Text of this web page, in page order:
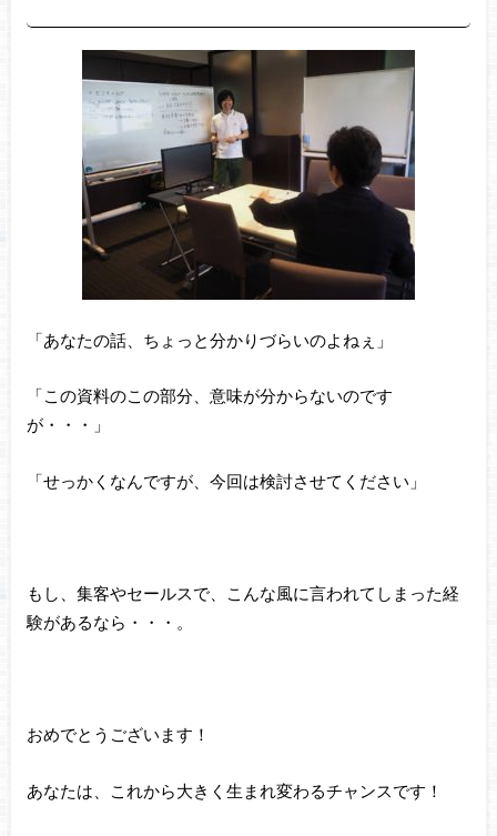
「あなたの話、ちょっと分かりづらいのよねぇ」
「この資料のこの部分、意味が分からないのです
が・・・」
「せっかくなんですが、今回は検討させてください」
もし、集客やセールスで、こんな風に言われてしまった経
験があるなら・・・。
おめでとうございます！
あなたは、これから大きく生まれ変わるチャンスです！